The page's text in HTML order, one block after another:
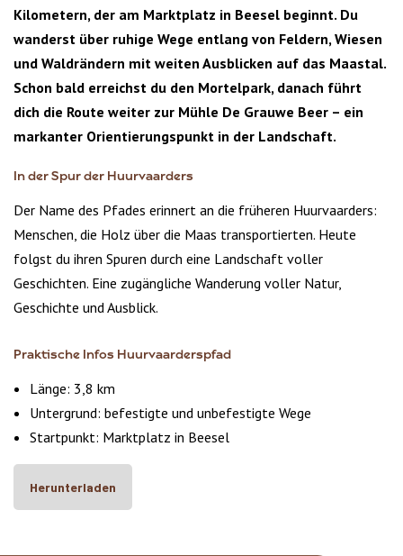
Kilometern, der am Marktplatz in Beesel beginnt. Du
wanderst über ruhige Wege entlang von Feldern, Wiesen
und Waldrändern mit weiten Ausblicken auf das Maastal.
Schon bald erreichst du den Mortelpark, danach führt
dich die Route weiter zur Mühle De Grauwe Beer – ein
markanter Orientierungspunkt in der Landschaft.
In der Spur der Huurvaarders
Der Name des Pfades erinnert an die früheren Huurvaarders:
Menschen, die Holz über die Maas transportierten. Heute
folgst du ihren Spuren durch eine Landschaft voller
Geschichten. Eine zugängliche Wanderung voller Natur,
Geschichte und Ausblick.
Praktische Infos Huurvaarderspfad
Länge: 3,8 km
Untergrund: befestigte und unbefestigte Wege
Startpunkt: Marktplatz in Beesel
Herunterladen